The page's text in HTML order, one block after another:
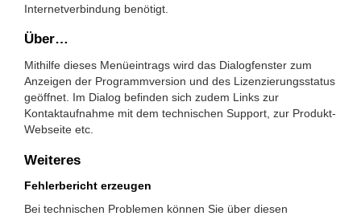
Internetverbindung benötigt.
Über…
Mithilfe dieses Menüeintrags wird das Dialogfenster zum
Anzeigen der Programmversion und des Lizenzierungsstatus
geöffnet. Im Dialog befinden sich zudem Links zur
Kontaktaufnahme mit dem technischen Support, zur Produkt-
Webseite etc.
Weiteres
Fehlerbericht erzeugen
Bei technischen Problemen können Sie über diesen